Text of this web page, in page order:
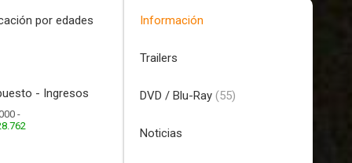
por edades
- Ingresos
-
Información
Trailers
DVD / Blu-Ray (55)
Noticias